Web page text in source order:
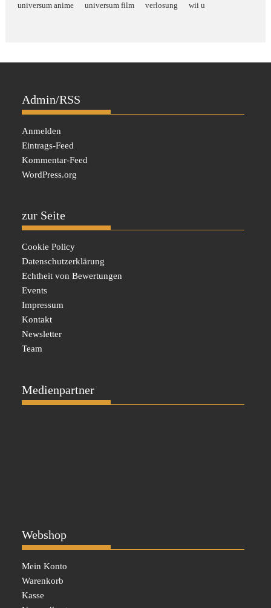
universum anime universum film verlosung wii u
Admin/RSS
Anmelden
Eintrags-Feed
Kommentar-Feed
WordPress.org
zur Seite
Cookie Policy
Datenschutzerklärung
Echtheit von Bewertungen
Events
Impressum
Kontakt
Newsletter
Team
Medienpartner
Webshop
Mein Konto
Warenkorb
Kasse